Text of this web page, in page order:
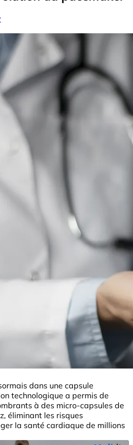
dans une capsule
technologique a permis de
à des micro-capsules de
éliminant les risques
la santé cardiaque de millions